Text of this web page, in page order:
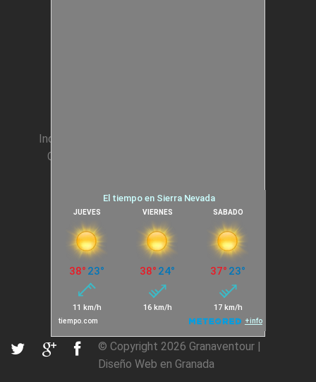
Incentivos para Empresas
Condiciones generales
© Copyright 2026 Granaventour |
Diseño Web en Granada